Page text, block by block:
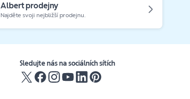
Albert prodejny
Najděte svoji nejbližší prodejnu.
Sledujte nás na sociálních sítích